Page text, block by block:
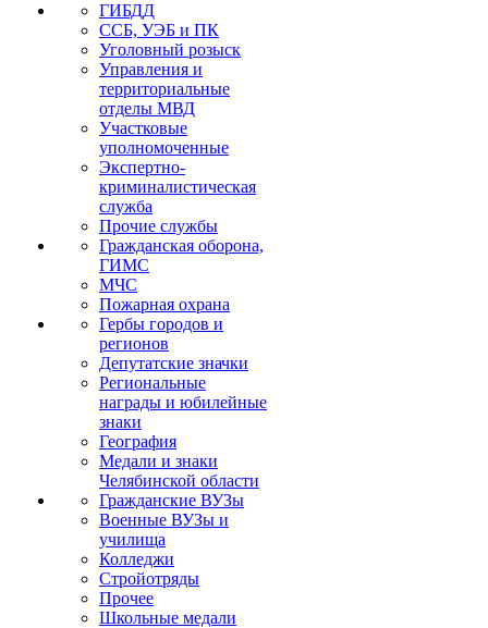
ГИБДД
ССБ, УЭБ и ПК
Уголовный розыск
Управления и
территориальные
отделы МВД
Участковые
уполномоченные
Экспертно-
криминалистическая
служба
Прочие службы
Гражданская оборона,
ГИМС
МЧС
Пожарная охрана
Гербы городов и
регионов
Депутатские значки
Региональные
награды и юбилейные
знаки
География
Медали и знаки
Челябинской области
Гражданские ВУЗы
Военные ВУЗы и
училища
Колледжи
Стройотряды
Прочее
Школьные медали